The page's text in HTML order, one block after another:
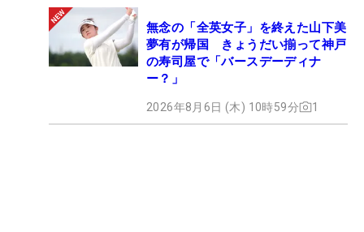
無念の「全英女子」を終えた山下美
夢有が帰国 きょうだい揃って神戸
の寿司屋で「バースデーディナ
ー？」
2026年8月6日 (木) 10時59分 1